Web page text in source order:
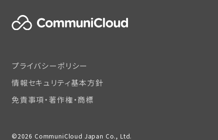
プライバシーポリシー
情報セキュリティ基本方針
免責事項・著作権・商標
©2026 CommuniCloud Japan Co., Ltd.